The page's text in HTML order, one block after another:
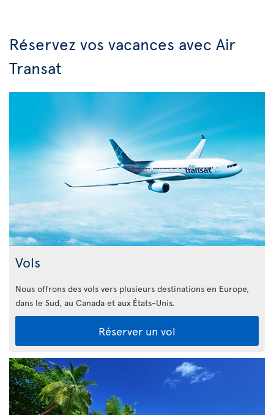
Réservez vos vacances avec Air
Transat
Vols
Nous offrons des vols vers plusieurs destinations en Europe,
dans le Sud, au Canada et aux États-Unis.
Réserver un vol